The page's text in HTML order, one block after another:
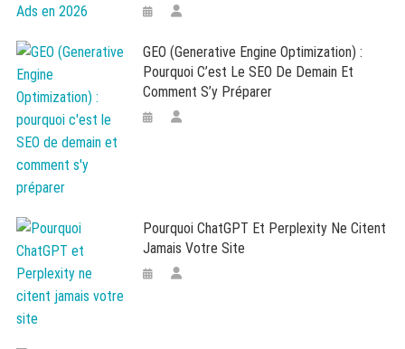
GEO (Generative Engine Optimization) :
Pourquoi C’est Le SEO De Demain Et
Comment S’y Préparer
Pourquoi ChatGPT Et Perplexity Ne Citent
Jamais Votre Site